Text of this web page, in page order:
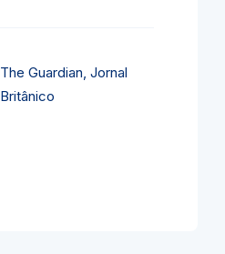
The Guardian, Jornal
Britânico